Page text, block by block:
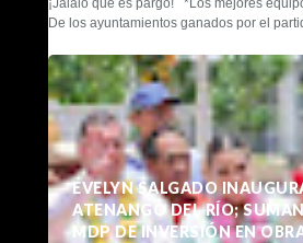
De los ayuntamientos ganados por el
EVELYN SALGADO
ATENANGO DEL RÍO;
MDP DE INVERSIÓN EN